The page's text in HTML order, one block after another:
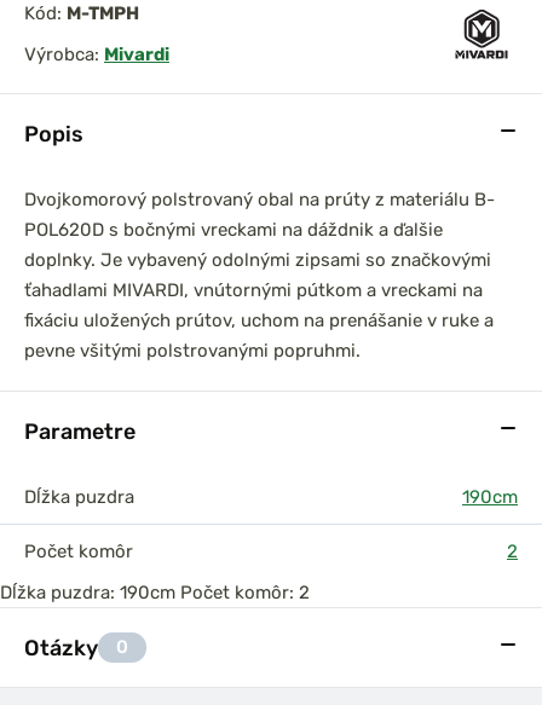
set
3,6m 3lb
DAM Prút Iconic Carp
3,60m 3,50lb Akcia 1+1
Popis
Dvojkomorový polstrovaný obal na prúty z materiálu B-
POL620D s bočnými vreckami na dáždnik a ďalšie
doplnky. Je vybavený odolnými zipsami so značkovými
ťahadlami MIVARDI, vnútornými pútkom a vreckami na
fixáciu uložených prútov, uchom na prenášanie v ruke a
pevne všitými polstrovanými popruhmi.
Parametre
Dĺžka puzdra 190cm
Počet komôr
2
Dĺžka puzdra: 190cm Počet komôr: 2
Otázky 0
Kód: M-TMPH
Výrobca: Mivardi